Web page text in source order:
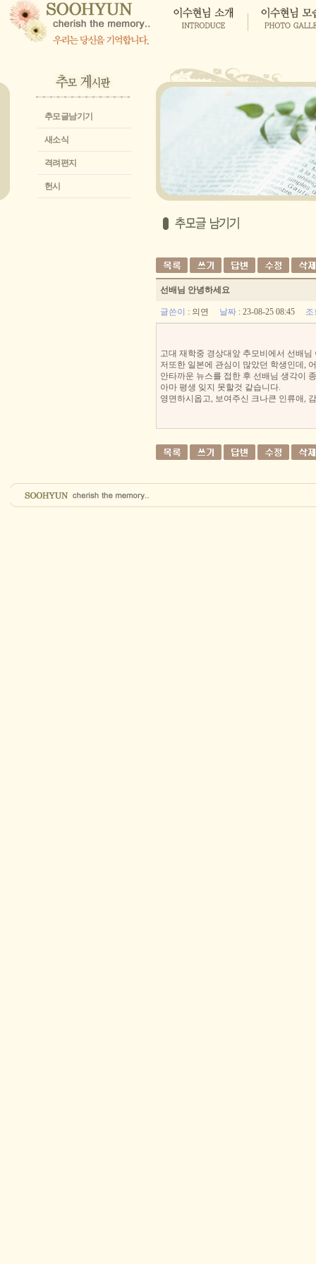
추모글남기기
새소식
격려편지
헌시
선배님 안녕하세요
글쓴이 : 의연 날짜 : 23-08-25 08:45 조
고대 재학중 경상대앞 추모비에서 선배님
저또한 일본에 관심이 많았던 학생인데,
안타까운 뉴스를 접한 후 선배님 생각이
아마 평생 잊지 못할것 같습니다.
영면하시옵고, 보여주신 크나큰 인류애,